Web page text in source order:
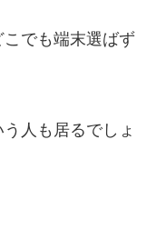
でも端末選ばず
人も居るでしょ